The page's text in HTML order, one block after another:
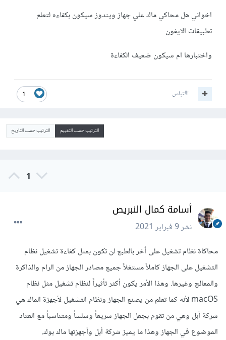
اخواني هل محاكي ماك علي جهاز ويندوز سيكون بكفاءه لتعلم
تطبيقات الايفون
واختبارها ام سيكون ضعيف الكفاءة
1 اقتباس
الترتيب حسب التقييم الترتيب حسب التاريخ
1
أسامة كمال النبريص
نشر9 فبراير 2021
محاكاة نظام تشغيل على أخر بالطبع لن تكون بمثل كفاءة تشغيل نظام
التشغيل على الجهاز كاملاً مستغلاً جميع مصادر الجهاز من الرام والذاكرة
والمعالج وغيرها. وهذا الأمر يكون أكثر تأثيراً لنظام تشغيل مثل نظام
macOS لأنه كما تعلم من يصنع الجهاز ونظام التشغيل لأجهزة الماك هي
شركة أبل وهي من تقوم بجعل الجهاز سريعاً وسلساً ومتناسباً مع العتاد
الموضوع في الجهاز وهذا ما يميز شركة أبل وأجهزتها ماك بوك.